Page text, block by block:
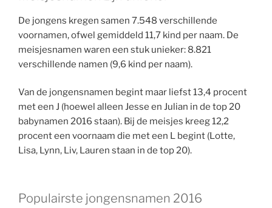
De jongens kregen samen 7.548 verschillende
voornamen, ofwel gemiddeld 11,7 kind per naam. De
meisjesnamen waren een stuk unieker: 8.821
verschillende namen (9,6 kind per naam).
Van de jongensnamen begint maar liefst 13,4 procent
met een J (hoewel alleen Jesse en Julian in de top 20
babynamen 2016 staan). Bij de meisjes kreeg 12,2
procent een voornaam die met een L begint (Lotte,
Lisa, Lynn, Liv, Lauren staan in de top 20).
Populairste jongensnamen 2016